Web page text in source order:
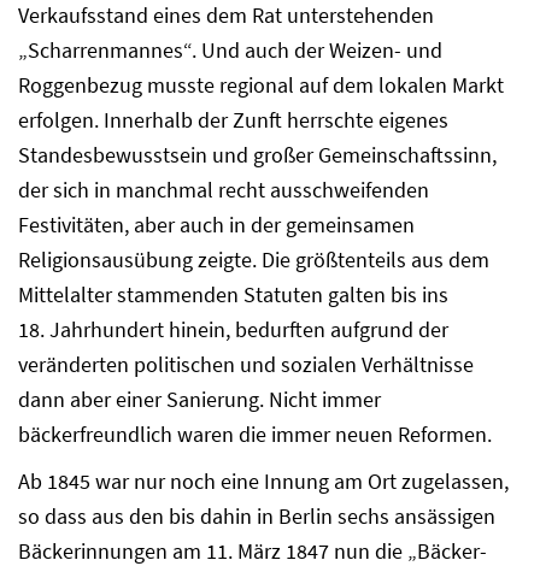
Verkaufsstand eines dem Rat unterstehenden
„Scharrenmannes“. Und auch der Weizen- und
Roggenbezug musste regional auf dem lokalen Markt
erfolgen. Innerhalb der Zunft herrschte eigenes
Standesbewusstsein und großer Gemeinschaftssinn,
der sich in manchmal recht ausschweifenden
Festivitäten, aber auch in der gemeinsamen
Religionsausübung zeigte. Die größtenteils aus dem
Mittelalter stammenden Statuten galten bis ins
18. Jahrhundert hinein, bedurften aufgrund der
veränderten politischen und sozialen Verhältnisse
dann aber einer Sanierung. Nicht immer
bäckerfreundlich waren die immer neuen Reformen.
Ab 1845 war nur noch eine Innung am Ort zugelassen,
so dass aus den bis dahin in Berlin sechs ansässigen
Bäckerinnungen am 11. März 1847 nun die „Bäcker-